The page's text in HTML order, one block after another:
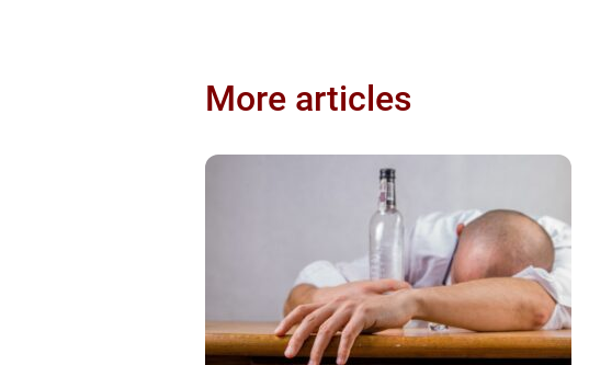
More articles